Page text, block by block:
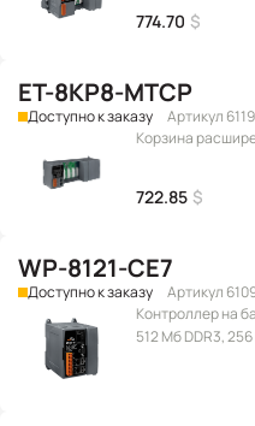
774.70 $
ET-8KP8-MTCP
Доступно к заказу
Артикул
Корзина
722.85 $
WP-8121-CE7
Доступно к заказу
Артикул
Контроллер на
512 Мб DDR3,